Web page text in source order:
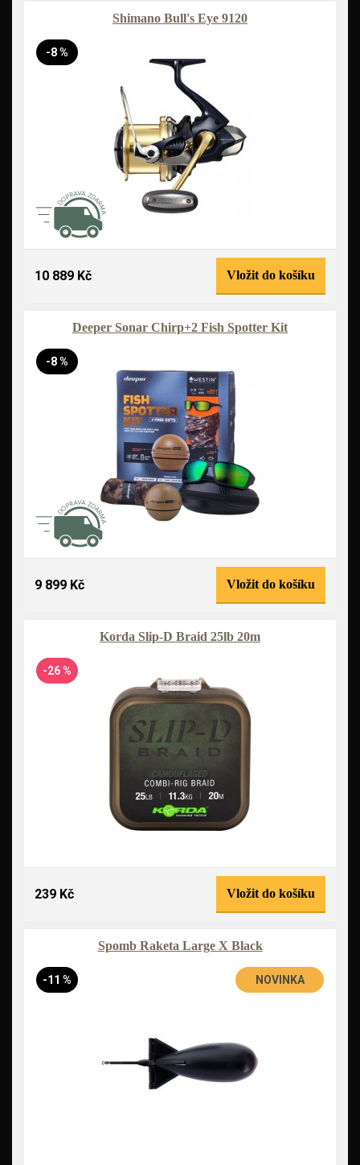
Shimano Bull's Eye 9120
-8 %
10 889 Kč Vložit do košíku
Deeper Sonar Chirp+2 Fish Spotter Kit
-8 %
9 899 Kč Vložit do košíku
Korda Slip-D Braid 25lb 20m
-26 %
239 Kč Vložit do košíku
Spomb Raketa Large X Black
-11 % NOVINKA